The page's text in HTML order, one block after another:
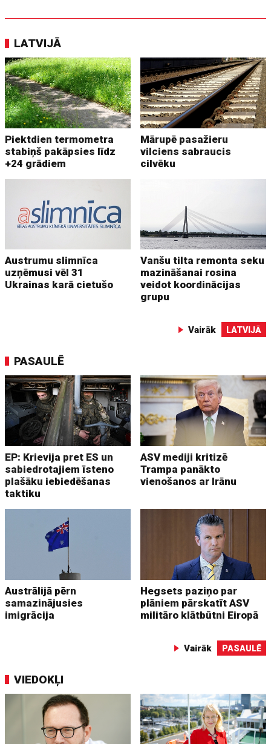
LATVIJĀ
Piektdien termometra
stabiņš pakāpsies līdz
+24 grādiem
Mārupē pasažieru
vilciens sabraucis
cilvēku
Austrumu slimnīca
uzņēmusi vēl 31
Ukrainas karā cietušo
Vanšu tilta remonta seku
mazināšanai rosina
veidot koordinācijas
grupu
Vairāk LATVIJĀ
PASAULĒ
EP: Krievija pret ES un
sabiedrotajiem īsteno
plašāku iebiedēšanas
taktiku
ASV mediji kritizē
Trampa panākto
vienošanos ar Irānu
Austrālijā pērn
samazinājusies
imigrācija
Hegsets paziņo par
plāniem pārskatīt ASV
militāro klātbūtni Eiropā
Vairāk PASAULĒ
VIEDOKĻI